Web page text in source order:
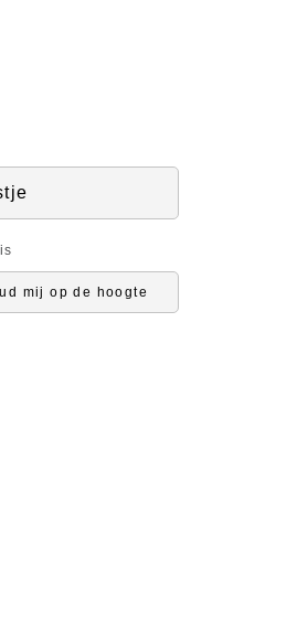
mij op de hoogte